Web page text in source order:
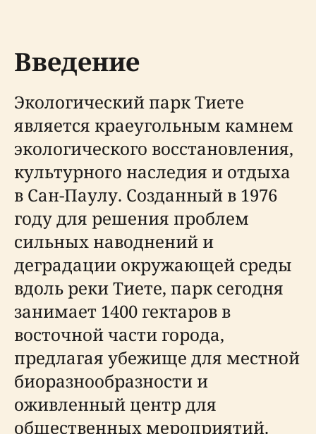
Введение
Экологический парк Тиете
является краеугольным камнем
экологического восстановления,
культурного наследия и отдыха
в Сан-Паулу. Созданный в 1976
году для решения проблем
сильных наводнений и
деградации окружающей среды
вдоль реки Тиете, парк сегодня
занимает 1400 гектаров в
восточной части города,
предлагая убежище для местной
биоразнообразности и
оживленный центр для
общественных мероприятий.